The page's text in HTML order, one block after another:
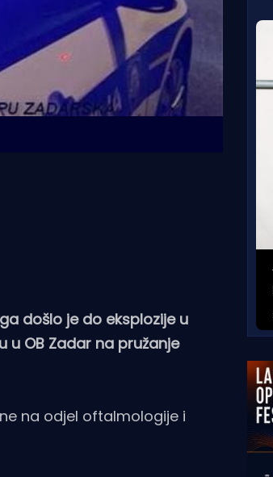
došlo je do eksplozije u
u OB Zadar na pružanje
na odjel oftalmologije i